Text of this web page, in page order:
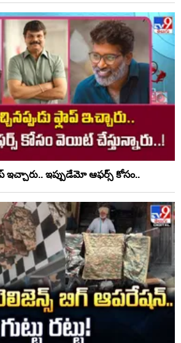
ఇచ్చారు.. ఇప్పుడేమో ఆఫర్స్ కోసం..